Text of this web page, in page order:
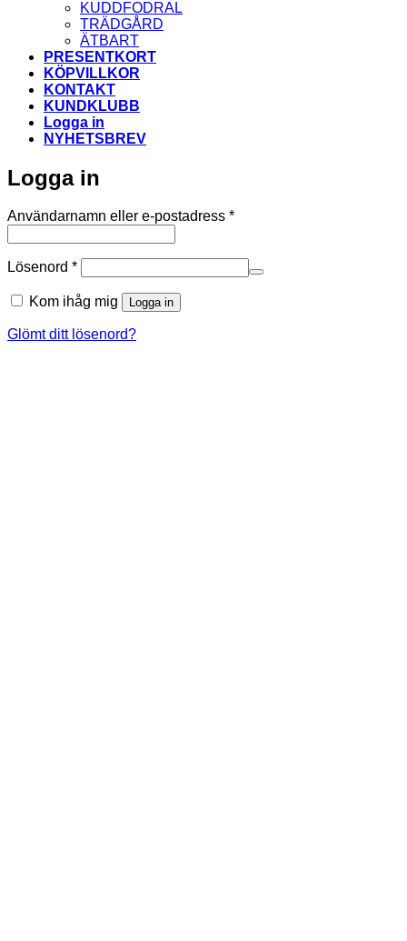
KUDDFODRAL
TRÄDGÅRD
ÄTBART
PRESENTKORT
KÖPVILLKOR
KONTAKT
KUNDKLUBB
Logga in
NYHETSBREV
Logga in
Användarnamn eller e-postadress *Obligatoriskt
Lösenord *Obligatoriskt
Kom ihåg mig Logga in
Glömt ditt lösenord?